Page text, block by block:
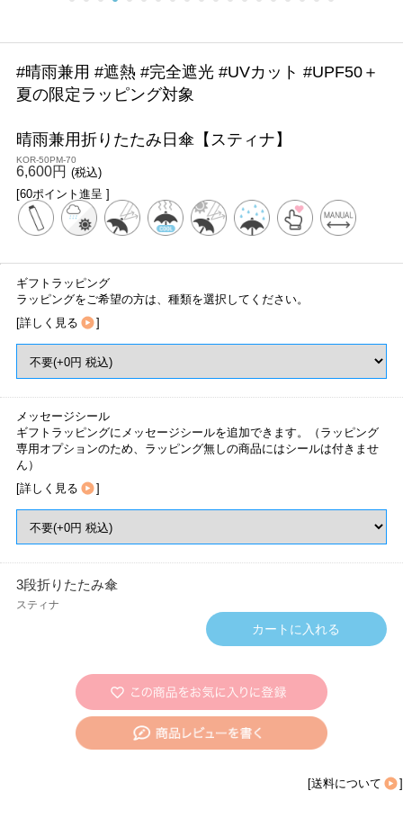
#晴雨兼用 #遮熱 #完全遮光 #UVカット #UPF50＋
夏の限定ラッピング対象
晴雨兼用折りたたみ日傘【スティナ】
KOR-50PM-70
6,600円 (税込)
[60ポイント進呈 ]
ギフトラッピング
ラッピングをご希望の方は、種類を選択してください。
[詳しく見る ]
メッセージシール
ギフトラッピングにメッセージシールを追加できます。（ラッピング
専用オプションのため、ラッピング無しの商品にはシールは付きませ
ん）
[詳しく見る ]
3段折りたたみ傘
スティナ
[送料について ]